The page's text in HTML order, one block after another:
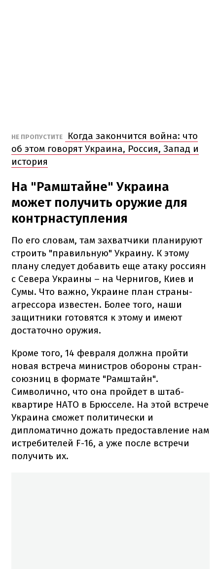
НЕ ПРОПУСТИТЕ
Когда закончится война: что
об этом говорят Украина, Россия, Запад и
история
На "Рамштайне" Украина
может получить оружие для
контрнаступления
По его словам, там захватчики планируют
строить "правильную" Украину. К этому
плану следует добавить еще атаку россиян
с Севера Украины – на Чернигов, Киев и
Сумы. Что важно, Украине план страны-
агрессора известен. Более того, наши
защитники готовятся к этому и имеют
достаточно оружия.
Кроме того, 14 февраля должна пройти
новая встреча министров обороны стран-
союзниц в формате "Рамштайн".
Символично, что она пройдет в штаб-
квартире НАТО в Брюсселе. На этой встрече
Украина сможет политически и
дипломатично дожать предоставление нам
истребителей F-16, а уже после встречи
получить их.